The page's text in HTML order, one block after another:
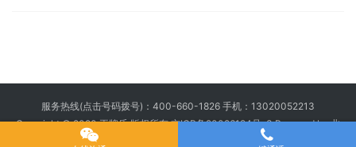
服务热线(点击号码拨号)： 400-660-1826 手机： 13020052213
Copyright © 2020 王牌盾 版权所有京ICP备20026194号-3Powered by 北